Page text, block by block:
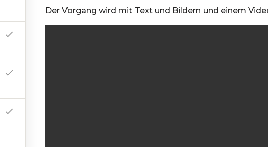
Der Vorgang wird mit Text und Bildern und einem